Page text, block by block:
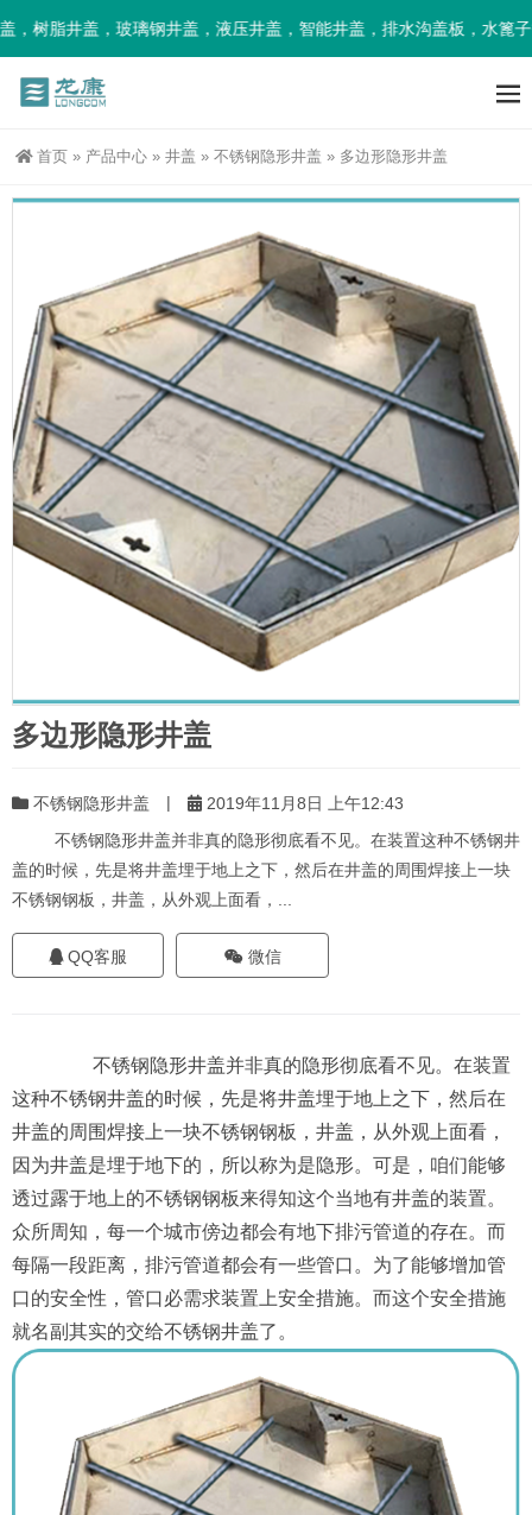
井盖，玻璃钢井盖，液压井盖，智能井盖，排水沟盖板，水篦子等
首页 » 产品中心 » 井盖 » 不锈钢隐形井盖 » 多边形隐形井盖
多边形隐形井盖
不锈钢隐形井盖 |
2019年11月8日 上午12:43
不锈钢隐形井盖并非真的隐形彻底看不见。在装置这种不锈钢井
盖的时候，先是将井盖埋于地上之下，然后在井盖的周围焊接上一块
不锈钢钢板，井盖，从外观上面看，...
QQ客服 微信
不锈钢隐形井盖并非真的隐形彻底看不见。在装置
这种不锈钢井盖的时候，先是将井盖埋于地上之下，然后在
井盖的周围焊接上一块不锈钢钢板，井盖，从外观上面看，
因为井盖是埋于地下的，所以称为是隐形。可是，咱们能够
透过露于地上的不锈钢钢板来得知这个当地有井盖的装置。
众所周知，每一个城市傍边都会有地下排污管道的存在。而
每隔一段距离，排污管道都会有一些管口。为了能够增加管
口的安全性，管口必需求装置上安全措施。而这个安全措施
就名副其实的交给不锈钢井盖了。